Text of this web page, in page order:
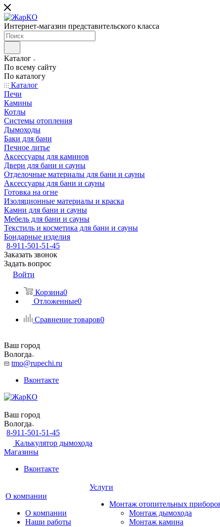
Интернет-магазин представительского класса
Каталог
По всему сайту
По каталогу
Каталог
Печи
Камины
Котлы
Системы отопления
Дымоходы
Баки для бани
Печное литье
Аксессуары для каминов
Двери для бани и сауны
Отделочные материалы для бани и сауны
Аксессуары для бани и сауны
Готовка на огне
Изоляционные материалы и краска
Камни для бани и сауны
Мебель для бани и сауны
Текстиль и косметика для бани и сауны
Бондарные изделия
8-911-501-51-45
Заказать звонок
Задать вопрос
Войти
Корзина0
Отложенные0
Сравнение товаров0
Ваш город
Вологда
tmo@rupechi.ru
Вконтакте
Ваш город
Вологда
8-911-501-51-45
Калькулятор дымохода
Магазины
Вконтакте
О компании
О компании
Наши работы
Услуги
Монтаж отопительных
Монтаж дымохода
Монтаж камина